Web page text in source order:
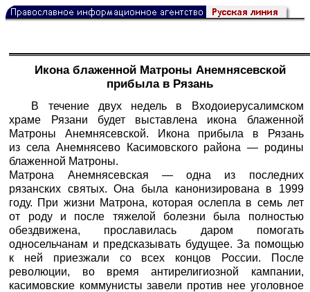
Икона блаженной Матроны Анемнясевской
прибыла в Рязань
В течение двух недель в Входоиерусалимском
храме Рязани будет выставлена икона блаженной
Матроны Анемнясевской. Икона прибыла в Рязань
из села Анемнясево Касимовского района — родины
блаженной Матроны.
Матрона Анемнясевская — одна из последних
рязанских святых. Она была канонизирована в 1999
году. При жизни Матрона, которая ослепла в семь лет
от роду и после тяжелой болезни была полностью
обездвижена, прославилась даром помогать
односельчанам и предсказывать будущее. За помощью
к ней приезжали со всех концов России. После
революции, во время антирелигиозной кампании,
касимовские коммунисты завели против нее уголовное